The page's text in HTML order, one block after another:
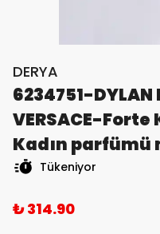
DERYA
6234751-DYLAN
VERSACE-
Kadın
Tükeniyor
₺ 314.90